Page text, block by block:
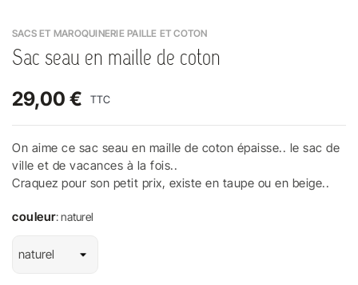
SACS ET MAROQUINERIE PAILLE ET COTON
Sac seau en maille de coton
29,00 € TTC
On aime ce sac seau en maille de coton épaisse.. le sac de
ville et de vacances à la fois..
Craquez pour son petit prix, existe en taupe ou en beige..
couleur: naturel